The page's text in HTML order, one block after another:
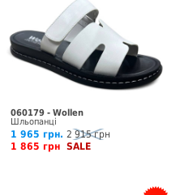
060179 - Wollen
Шльопанці
1 965 грн. 2 915 грн
1 865 грн SALE